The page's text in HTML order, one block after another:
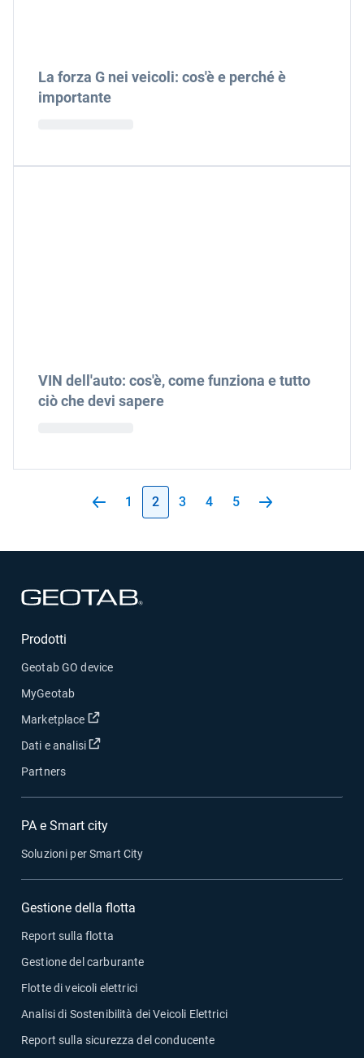
La forza G nei veicoli: cos'è e perché è
importante
VIN dell'auto: cos'è, come funziona e tutto
ciò che devi sapere
1 2 3 4 5
Prodotti
Geotab GO device
MyGeotab
Marketplace
Apri in una nuova finestra
Dati e analisi Apri in una nuova finestra
Partners
PA e Smart city
Soluzioni per Smart City
Gestione della flotta
Report sulla flotta
Gestione del carburante
Flotte di veicoli elettrici
Analisi di Sostenibilità dei Veicoli Elettrici
Report sulla sicurezza del conducente